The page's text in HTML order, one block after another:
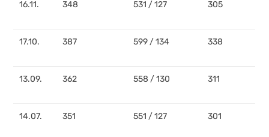
16.11. 348 531 / 127 305
17.10. 387 599 / 134 338
13.09. 362 558 / 130 311
14.07. 351 551 / 127 301